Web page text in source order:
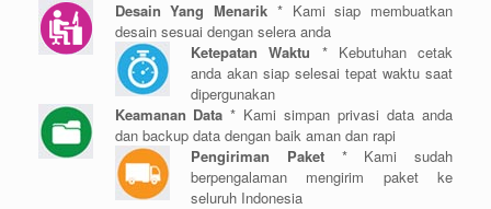
Desain Yang Menarik * Kami siap membuatkan
desain sesuai dengan selera anda
Ketepatan Waktu * Kebutuhan cetak
anda akan siap selesai tepat waktu saat
dipergunakan
Keamanan Data * Kami simpan privasi data anda
dan backup data dengan baik aman dan rapi
Pengiriman Paket* Kami sudah
berpengalaman mengirim paket ke
seluruh Indonesia